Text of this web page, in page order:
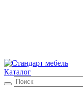
Каталог